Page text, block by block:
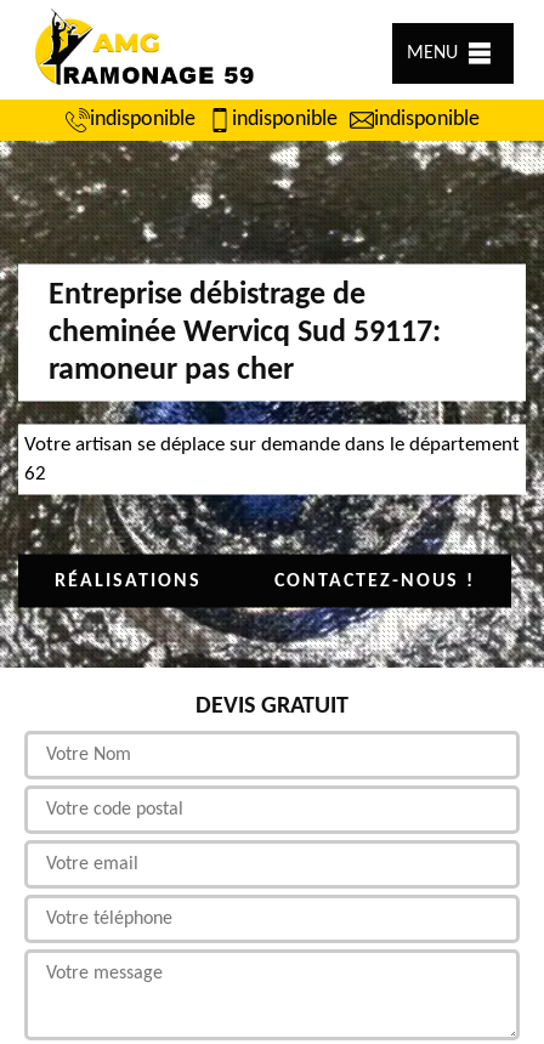
MENU
indisponible indisponible indisponible
Entreprise débistrage de
cheminée Wervicq Sud 59117:
ramoneur pas cher
Votre artisan se déplace sur demande dans le département
62
RÉALISATIONS CONTACTEZ-NOUS !
DEVIS GRATUIT